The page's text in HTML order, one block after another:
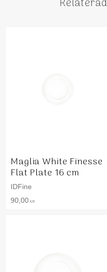
Maglia White Finesse
Flat Plate 16 cm
IDFine
90,00 KR